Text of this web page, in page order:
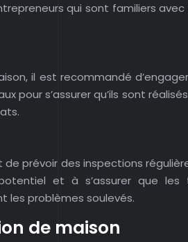
qui sont familiers
il est recommandé
pour s’assurer qu’ils sont
prévoir des inspections
et à s’assurer que
les problèmes soulevés.
de maison